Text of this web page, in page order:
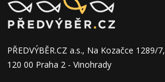
PŘEDVÝBĚR.CZ a.s., Na Kozačce 1289/7,
120 00 Praha 2 - Vinohrady